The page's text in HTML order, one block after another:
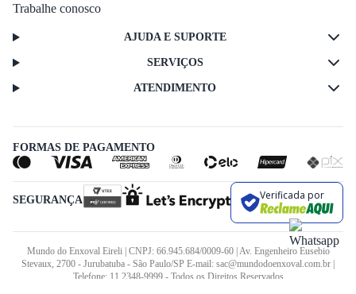
Trabalhe conosco
AJUDA E SUPORTE
SERVIÇOS
ATENDIMENTO
FORMAS DE PAGAMENTO
SEGURANÇA Verificada por
Mundo do Enxoval Eireli | CNPJ: 66.945.684/0009-60 | Av. Engenheiro Eusebio
Stevaux, 2700 - Jurubatuba - São Paulo/SP E-mail: sac@mundodoenxoval.com.br |
Telefone: 11 2348-9999 - Todos os Direitos Reservados